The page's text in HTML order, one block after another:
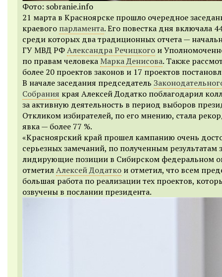
Фото: sobranie.info
21 марта в Красноярске прошло очередное
краевого парламента. Его повестка дня включала
среди которых два традиционных отчета —
ГУ МВД РФАлександра Речицкого и
по правам человека Марка Денисова. Также
более 20 проектов законов и 17 проектов
В начале заседания председатель
Собрания края Алексей Додатко поблагодарил
за активную деятельность в период выборов
Откликом избирателей, по его мнению, стала
явка — более 77 %.
«Красноярский край прошел кампанию очень
серьезных замечаний, по полученным результатам
лидирующие позиции в Сибирском федеральном
отметилАлексей Додатко и отметил, что всем
большая работа по реализации тех проектов,
озвучены в послании президента.